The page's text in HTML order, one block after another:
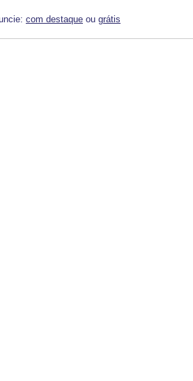
com destaque ou grátis